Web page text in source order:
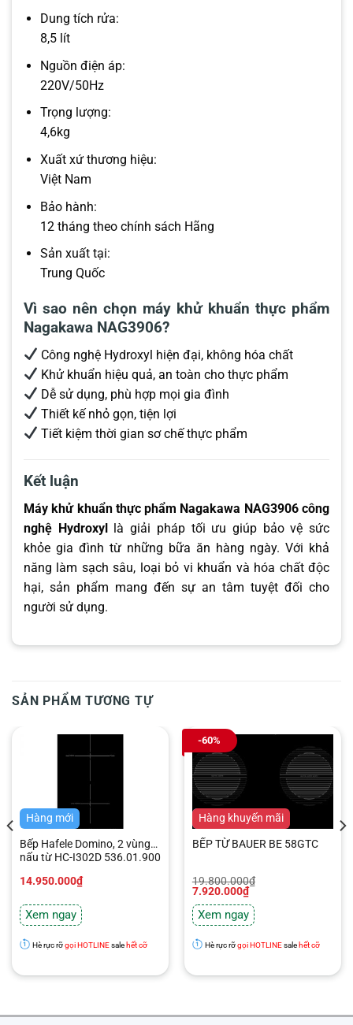
Dung tích rửa:
8,5 lít
Nguồn điện áp:
220V/50Hz
Trọng lượng:
4,6kg
Xuất xứ thương hiệu:
Việt Nam
Bảo hành:
12 tháng theo chính sách Hãng
Sản xuất tại:
Trung Quốc
Vì sao nên chọn máy khử khuẩn thực phẩm
Nagakawa NAG3906?
Công nghệ Hydroxyl hiện đại, không hóa chất
Khử khuẩn hiệu quả, an toàn cho thực phẩm
Dễ sử dụng, phù hợp mọi gia đình
Thiết kế nhỏ gọn, tiện lợi
Tiết kiệm thời gian sơ chế thực phẩm
Kết luận
Máy khử khuẩn thực phẩm Nagakawa NAG3906 công
nghệ Hydroxyllà giải pháp tối ưu giúp bảo vệ sức
khỏe gia đình từ những bữa ăn hàng ngày. Với khả
năng làm sạch sâu, loại bỏ vi khuẩn và hóa chất độc
hại, sản phẩm mang đến sự an tâm tuyệt đối cho
người sử dụng.
SẢN PHẨM TƯƠNG TỰ
Hàng mới
Bếp Hafele Domino, 2 vùng
nấu từ HC-I302D 536.01.900
14.950.000₫
Xem ngay
Hè rực rỡgọi HOTLINEsale hết cỡ
-60%
Hàng mới
Hàng khuyến mãi
BẾP TỪ BAUER BE 58GTC
19.800.000₫
Giá
gốc
19.800.000₫.
7.920.000₫
Giá
hiện
là:
7.920.000₫.
Xem ngay
Hè rực rỡgọi HOTLINEsale hết cỡ